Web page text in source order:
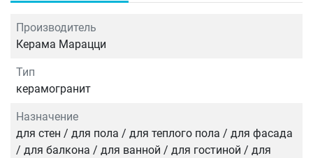
Производитель
Керама Марацци
Тип
керамогранит
Назначение
для стен / для пола / для теплого пола / для фасада
/ для балкона / для ванной / для гостиной / для